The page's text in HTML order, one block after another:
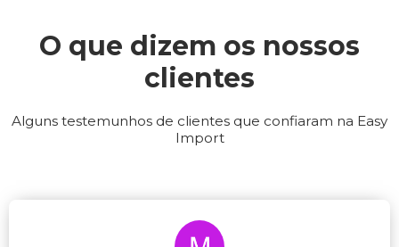
O que dizem os nossos
clientes
Alguns testemunhos de clientes que confiaram na Easy
Import